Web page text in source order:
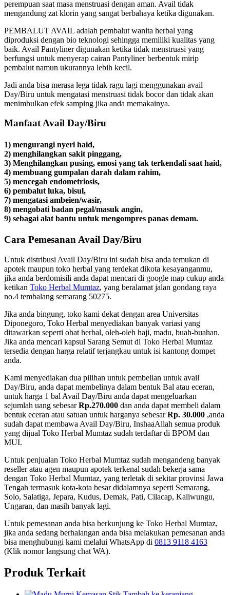
perempuan saat masa menstruasi dengan aman. Avail tidak
mengandung zat klorin yang sangat berbahaya ketika digunakan.
PEMBALUT AVAIL adalah pembalut wanita herbal yang
diproduksi dengan bio teknologi sehingga memiliki kualitas yang
baik. Avail Pantyliner digunakan ketika tidak menstruasi yang
berfungsi untuk menyerap cairan Pantyliner berbentuk mirip
pembalut namun ukurannya lebih kecil.
Jadi anda bisa merasa lega tidak ragu lagi menggunakan avail
Day/Biru untuk mengatasi menstruasi tidak bocor dan tidak akan
menimbulkan efek samping jika anda memakainya.
Manfaat Avail Day/Biru
1) mengurangi nyeri haid,
2) menghilangkan sakit pinggang,
3) Menghilangkan pusing, emosi yang tak terkendali saat haid,
4) membuang gumpalan darah dalam rahim,
5) mencegah endometriosis,
6) pembalut luka, bisul,
7) mengatasi ambeien/wasir,
8) mengobati badan pegal/masuk angin,
9) sebagai alat bantu untuk mengompres panas demam.
Cara Pemesanan Avail Day/Biru
Untuk distribusi Avail Day/Biru ini sudah bisa anda temukan di
apotek maupun toko herbal yang terdekat dikota kesayanganmu,
jika anda berdomisili anda dapat mencari di google map cukup anda
ketikan Toko Herbal Mumtaz, yang beralamat jalan gondang raya
no.4 tembalang semarang 50275.
Jika anda bingung, toko kami dekat dengan area Universitas
Diponegoro, Toko Herbal menyediakan banyak variasi yang
ditawarkan seperti obat herbal, oleh-oleh haji, madu, buah-buahan.
Jika anda mencari kapsul Sarang Semut di Toko Herbal Mumtaz
tersedia dengan harga relatif terjangkau untuk isi kantong dompet
anda.
Kami menyediakan dua pilihan untuk pembelian untuk avail
Day/Biru, anda dapat membelinya dalam bentuk Bal atau eceran,
untuk harga 1 bal Avail Day/Biru anda dapat mengeluarkan
sejumlah uang sebesarRp.270.000 dan anda dapat membeli dalam
bentuk eceran atau satuan untuk harganya sebesarRp. 30.000 ,anda
sudah dapat membawa Avail Day/Biru, InshaaAllah semua produk
yang dijual Toko Herbal Mumtaz sudah terdaftar di BPOM dan
MUI.
Untuk penjualan Toko Herbal Mumtaz sudah mengandeng banyak
reseller atau agen maupun apotek terkenal sudah bekerja sama
dengan Toko Herbal Mumtaz, yang terletak di sekitar provinsi Jawa
Tengah termasuk kota-kota besar didalamnya seperti Semarang,
Solo, Salatiga, Jepara, Kudus, Demak, Pati, Cilacap, Kaliwungu,
Ungaran, dan masih banyak lagi.
Untuk pemesanan anda bisa berkunjung ke Toko Herbal Mumtaz,
jika anda sedang berhalangan anda bisa melakukan pemesanan anda
bisa menghubungi kami melalui WhatsApp di 0813 9118 4163
(Klik nomor langsung chat WA).
Produk Terkait